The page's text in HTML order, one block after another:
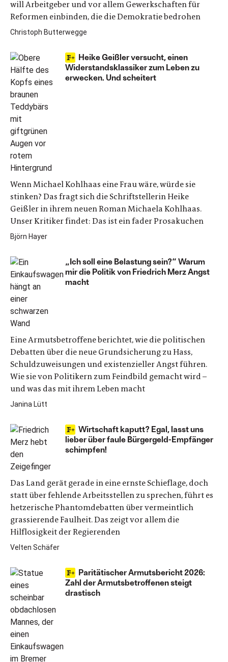
will Arbeitgeber und vor allem Gewerkschaften für
Reformen einbinden, die die Demokratie bedrohen
Christoph Butterwegge
Heike Geißler versucht, einen
Widerstandsklassiker zum Leben zu
erwecken. Und scheitert
Wenn Michael Kohlhaas eine Frau wäre, würde sie
stinken? Das fragt sich die Schriftstellerin Heike
Geißler in ihrem neuen Roman Michaela Kohlhaas.
Unser Kritiker findet: Das ist ein fader Prosakuchen
Björn Hayer
„Ich soll eine Belastung sein?“ Warum
mir die Politik von Friedrich Merz Angst
macht
Eine Armutsbetroffene berichtet, wie die politischen
Debatten über die neue Grundsicherung zu Hass,
Schuldzuweisungen und existenzieller Angst führen.
Wie sie von Politikern zum Feindbild gemacht wird –
und was das mit ihrem Leben macht
Janina Lütt
Wirtschaft kaputt? Egal, lasst uns
lieber über faule Bürgergeld-Empfänger
schimpfen!
Das Land gerät gerade in eine ernste Schieflage, doch
statt über fehlende Arbeitsstellen zu sprechen, führt es
hetzerische Phantomdebatten über vermeintlich
grassierende Faulheit. Das zeigt vor allem die
Hilflosigkeit der Regierenden
Velten Schäfer
Paritätischer Armutsbericht 2026:
Zahl der Armutsbetroffenen steigt
drastisch